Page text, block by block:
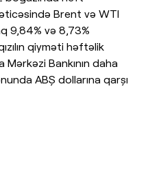
Brent və WTI
9,84% və 8,73%
qiyməti həftəlik
Bankının daha
ABŞ dollarına qarşı